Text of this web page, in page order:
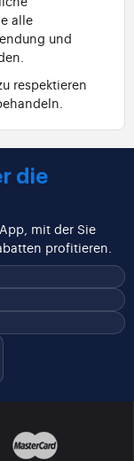
alle
und
respektieren
die
mit der Sie
profitieren.